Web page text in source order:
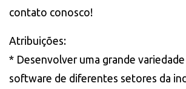
contato conosco!
Atribuições:
* Desenvolver uma grande
software de diferentes setores da